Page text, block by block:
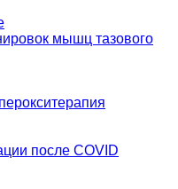
мышц тазового
после СOVID